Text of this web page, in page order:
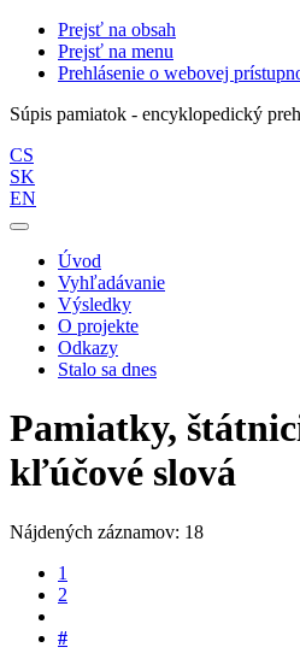
Prejsť na obsah
Prejsť na menu
Prehlásenie o webovej
Súpis pamiatok - encyklopedický
CS
SK
EN
Úvod
Vyhľadávanie
Výsledky
O projekte
Odkazy
Stalo sa dnes
Pamiatky,
kľúčové slová
Nájdených záznamov: 18
1
2
#